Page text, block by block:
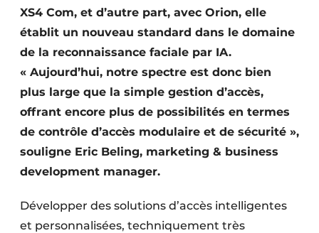
Géotextiles
Infrastructures souterraines et égouttage
Protection solaire
Rénovation
Sécurité incendie
Software
Techniques ferroviaires
XS4 Com, et d’autre part, avec Orion, elle
établit un nouveau standard dans le domaine
de la reconnaissance faciale par IA.
« Aujourd’hui, notre spectre est donc bien
plus large que la simple gestion d’accès,
offrant encore plus de possibilités en termes
de contrôle d’accès modulaire et de sécurité »,
souligne Eric Beling, marketing & business
development manager.
Développer des solutions d’accès intelligentes
et person­nalisées, techniquement très